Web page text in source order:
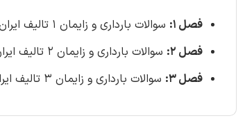
فصل 1:
سوالات بارداری و زایمان 1 تالیف ایران عرضه {صفحه 4 - 20 سوال}
فصل 2:
سوالات بارداری و زایمان 2 تالیف ایران عرضه {صفحه 7 - 21 سوال}
فصل 3:
سوالات بارداری و زایمان 3 تالیف ایران عرضه {صفحه 11 - 29 سوال}